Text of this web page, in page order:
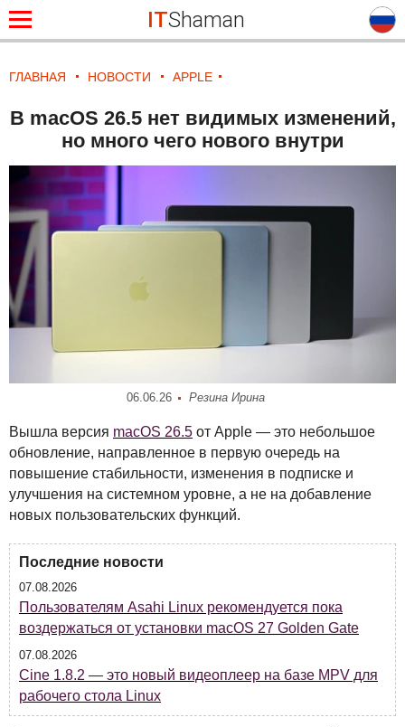
ITShaman
ГЛАВНАЯ НОВОСТИ APPLE
В macOS 26.5 нет видимых изменений,
но много чего нового внутри
06.06.26 Резина Ирина
Вышла версия macOS 26.5 от Apple — это небольшое
обновление, направленное в первую очередь на
повышение стабильности, изменения в подписке и
улучшения на системном уровне, а не на добавление
новых пользовательских функций.
Последние новости
07.08.2026
Пользователям Asahi Linux рекомендуется пока
воздержаться от установки macOS 27 Golden Gate
07.08.2026
Cine 1.8.2 — это новый видеоплеер на базе MPV для
рабочего стола Linux